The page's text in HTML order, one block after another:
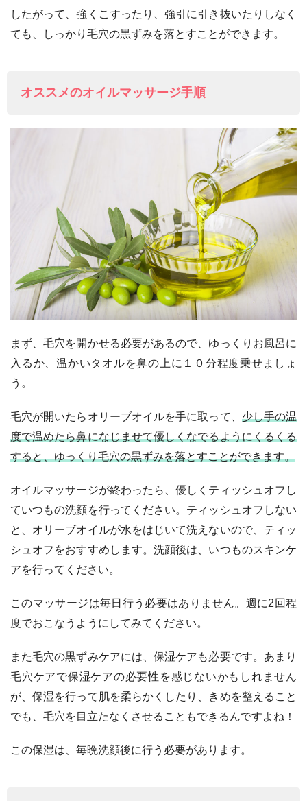
したがって、強くこすったり、強引に引き抜いたりしなく
ても、しっかり毛穴の黒ずみを落とすことができます。
オススメのオイルマッサージ手順
まず、毛穴を開かせる必要があるので、ゆっくりお風呂に
入るか、温かいタオルを鼻の上に１０分程度乗せましょ
う。
毛穴が開いたらオリーブオイルを手に取って、 少し手の温
度で温めたら鼻になじませて優しくなでるようにくるくる
すると、ゆっくり毛穴の黒ずみを落とすことができます。
オイルマッサージが終わったら、優しくティッシュオフし
ていつもの洗顔を行ってください。ティッシュオフしない
と、オリーブオイルが水をはじいて洗えないので、ティッ
シュオフをおすすめします。洗顔後は、いつものスキンケ
アを行ってください。
このマッサージは毎日行う必要はありません。週に2回程
度でおこなうようにしてみてください。
また毛穴の黒ずみケアには、保湿ケアも必要です。あまり
毛穴ケアで保湿ケアの必要性を感じないかもしれません
が、保湿を行って肌を柔らかくしたり、きめを整えること
でも、毛穴を目立たなくさせることもできるんですよね！
この保湿は、毎晩洗顔後に行う必要があります。